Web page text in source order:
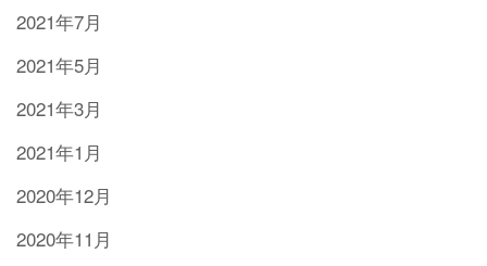
2021年7月
2021年5月
2021年3月
2021年1月
2020年12月
2020年11月